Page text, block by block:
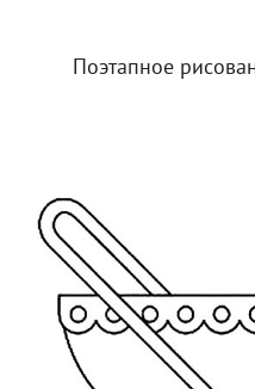
Поэтапное